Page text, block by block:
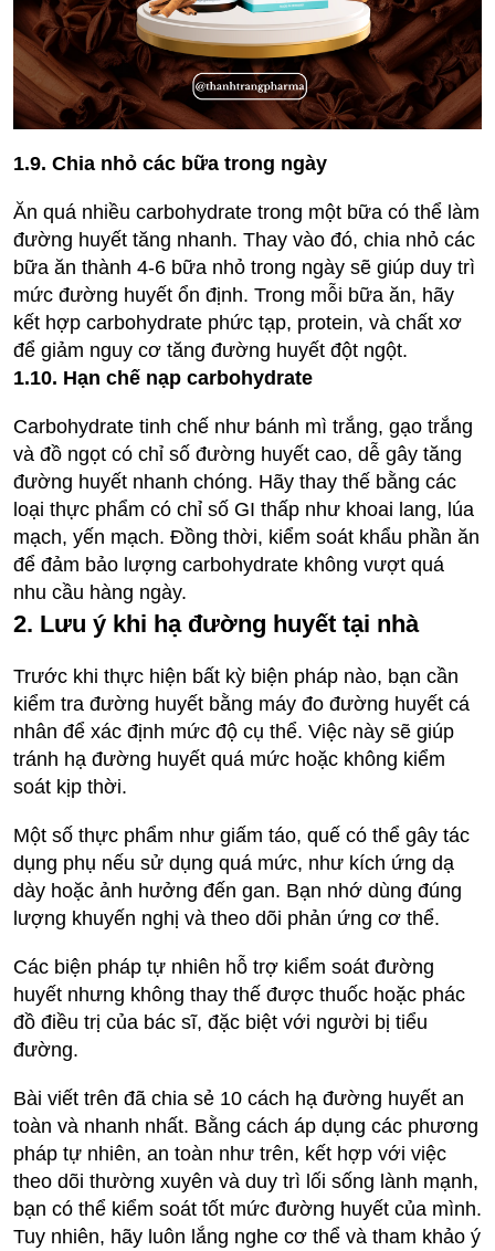
1.9. Chia nhỏ các bữa trong ngày
Ăn quá nhiều carbohydrate trong một bữa có thể làm
đường huyết tăng nhanh. Thay vào đó, chia nhỏ các
bữa ăn thành 4-6 bữa nhỏ trong ngày sẽ giúp duy trì
mức đường huyết ổn định. Trong mỗi bữa ăn, hãy
kết hợp carbohydrate phức tạp, protein, và chất xơ
để giảm nguy cơ tăng đường huyết đột ngột.
1.10. Hạn chế nạp carbohydrate
Carbohydrate tinh chế như bánh mì trắng, gạo trắng
và đồ ngọt có chỉ số đường huyết cao, dễ gây tăng
đường huyết nhanh chóng. Hãy thay thế bằng các
loại thực phẩm có chỉ số GI thấp như khoai lang, lúa
mạch, yến mạch. Đồng thời, kiểm soát khẩu phần ăn
để đảm bảo lượng carbohydrate không vượt quá
nhu cầu hàng ngày.
2. Lưu ý khi hạ đường huyết tại nhà
Trước khi thực hiện bất kỳ biện pháp nào, bạn cần
kiểm tra đường huyết bằng máy đo đường huyết cá
nhân để xác định mức độ cụ thể. Việc này sẽ giúp
tránh hạ đường huyết quá mức hoặc không kiểm
soát kịp thời.
Một số thực phẩm như giấm táo, quế có thể gây tác
dụng phụ nếu sử dụng quá mức, như kích ứng dạ
dày hoặc ảnh hưởng đến gan. Bạn nhớ dùng đúng
lượng khuyến nghị và theo dõi phản ứng cơ thể.
Các biện pháp tự nhiên hỗ trợ kiểm soát đường
huyết nhưng không thay thế được thuốc hoặc phác
đồ điều trị của bác sĩ, đặc biệt với người bị tiểu
đường.
Bài viết trên đã chia sẻ 10 cách hạ đường huyết an
toàn và nhanh nhất. Bằng cách áp dụng các phương
pháp tự nhiên, an toàn như trên, kết hợp với việc
theo dõi thường xuyên và duy trì lối sống lành mạnh,
bạn có thể kiểm soát tốt mức đường huyết của mình.
Tuy nhiên, hãy luôn lắng nghe cơ thể và tham khảo ý